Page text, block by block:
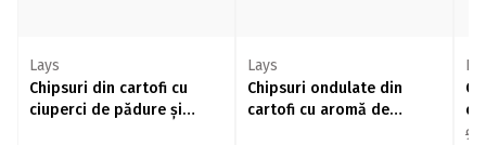
Lays
Chipsuri din cartofi cu
ciuperci de pădure și
Lays
Chipsuri ondulate din
cartofi cu aromă de